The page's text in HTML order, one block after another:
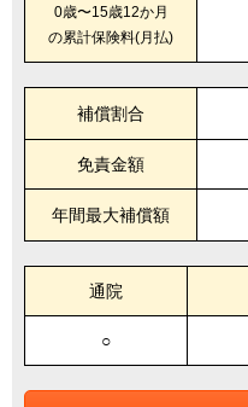
0歳〜15歳12か月
の累計保険料(月払)
補償割合
免責金額
年間最大補償額
通院
○